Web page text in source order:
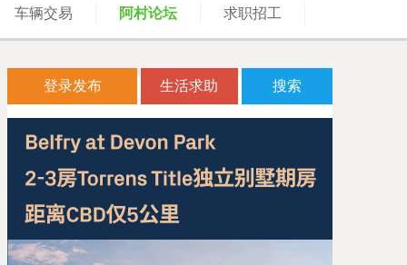
车辆交易 阿村论坛 求职招工
登录发布 生活求助 搜索